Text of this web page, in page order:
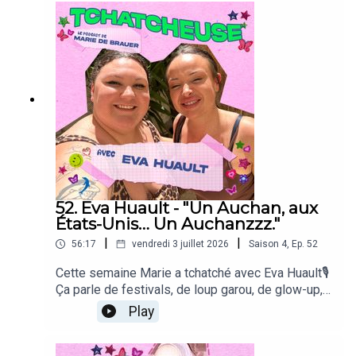
de Bue pour la DA zinzinet un générique de ouf
par Julien Karpi👇Pour soutenir le podcast 👇1. On
s'abonne 🔔2. On mets 5 étoiles et un
commentaire sur Apple Podcasts, Spotify et
Podcast Addict ⭐3. On rejoint Tchatcheuse sur
Instagram 🤳🏼
52. Eva Huault - "Un Auchan, aux
États-Unis… Un Auchanzzz."
56:17 vendredi 3 juillet 2026 Saison 4, Ep. 52
Cette semaine Marie a tchatché avec Eva Huault🎙
Ça parle de festivals, de loup garou, de glow-up,
de parentalité, d'emprise, d'amours d'enfance, et
de mangroves !et aussi du travail de l'incroyable
Ysé BonacheraUn podcast écrit et incarné par
Play